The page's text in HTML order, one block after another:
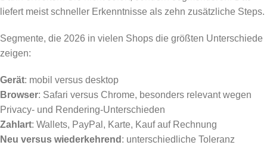
liefert meist schneller Erkenntnisse als zehn zusätzliche Steps.
Segmente, die 2026 in vielen Shops die größten Unterschiede
zeigen:
Gerät: mobil versus desktop
Browser: Safari versus Chrome, besonders relevant wegen
Privacy- und Rendering-Unterschieden
Zahlart: Wallets, PayPal, Karte, Kauf auf Rechnung
Neu versus wiederkehrend : unterschiedliche Toleranz